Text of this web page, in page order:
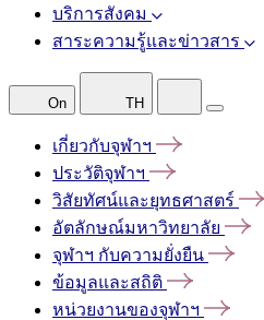
บริการสังคม
สาระความรู้และข่าวสาร
On TH
เกี่ยวกับจุฬาฯ
ประวัติจุฬาฯ
วิสัยทัศน์และยุทธศาสตร์
อัตลักษณ์มหาวิทยาลัย
จุฬาฯ กับความยั่งยืน
ข้อมูลและสถิติ
หน่วยงานของจุฬาฯ